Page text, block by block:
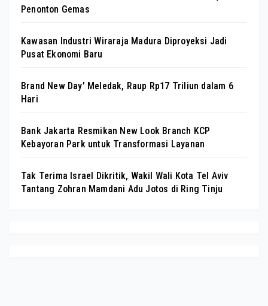
Penonton Gemas
Kawasan Industri Wiraraja Madura Diproyeksi Jadi
Pusat Ekonomi Baru
Brand New Day’ Meledak, Raup Rp17 Triliun dalam 6
Hari
Bank Jakarta Resmikan New Look Branch KCP
Kebayoran Park untuk Transformasi Layanan
Tak Terima Israel Dikritik, Wakil Wali Kota Tel Aviv
Tantang Zohran Mamdani Adu Jotos di Ring Tinju